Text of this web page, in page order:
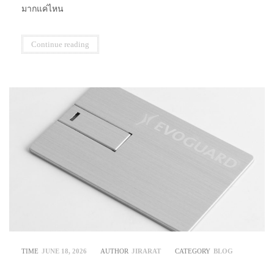
มากแค่ไหน
Continue reading
TIME JUNE 18, 2026 AUTHOR JIRARAT CATEGORY BLOG